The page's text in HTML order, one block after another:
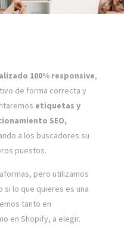
100% responsive,
de forma correcta y
etiquetas y
SEO,
a los buscadores su
puestos.
pero utilizamos
lo que quieres es una
tanto en
en Shopify, a elegir.